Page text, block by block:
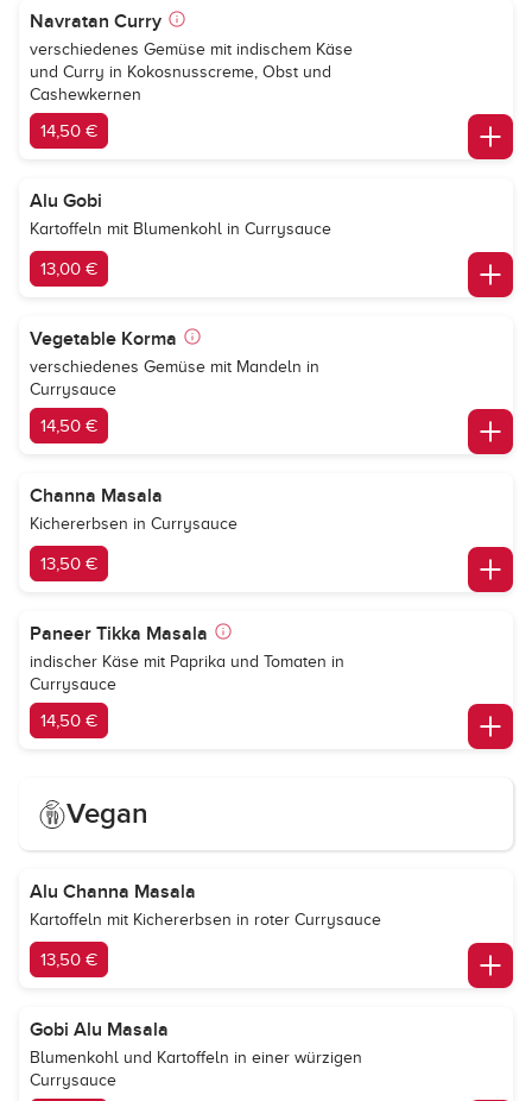
Navratan Curry
verschiedenes Gemüse mit indischem Käse
und Curry in Kokosnusscreme, Obst und
Cashewkernen
14,50 €
Alu Gobi
Kartoffeln mit Blumenkohl in Currysauce
13,00 €
Vegetable Korma
verschiedenes Gemüse mit Mandeln in
Currysauce
14,50 €
Channa Masala
Kichererbsen in Currysauce
13,50 €
Paneer Tikka Masala
indischer Käse mit Paprika und Tomaten in
Currysauce
14,50 €
Vegan
Alu Channa Masala
Kartoffeln mit Kichererbsen in roter Currysauce
13,50 €
Gobi Alu Masala
Blumenkohl und Kartoffeln in einer würzigen
Currysauce